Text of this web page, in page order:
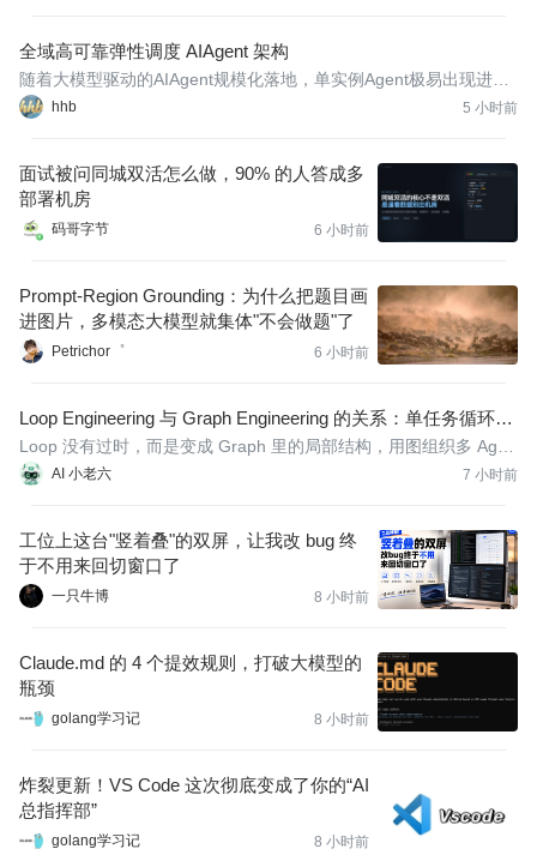
全域高可靠弹性调度 AIAgent 架构
hhb 5 小时前
随着大模型驱动的AIAgent规模化落地，单实例Agent极易出现进程
崩溃、资源耗尽、任务堆积、单点故障等问题，传统部署模式无法
建，解决
面试被问同城双活怎么做，90% 的人答成多
部署机房
码哥字节 6 小时前
Prompt-Region Grounding：为什么把题目画
进图片，多模态大模型就集体"不会做题"了
Petrichor゜ 6 小时前
Loop Engineering 与 Graph Engineering 的关系：单任务循环如
何进入多节点协作图
AI 小老六 7 小时前
Loop 没有过时，而是变成 Graph 里的局部结构，用图组织多 Agen
t、工具和人工协作。
工位上这台"竖着叠"的双屏，让我改 bug 终
于不用来回切窗口了
一只牛博 8 小时前
Claude.md 的 4 个提效规则，打破大模型的
瓶颈
golang学习记 8 小时前
炸裂更新！VS Code 这次彻底变成了你的“AI
总指挥部”
golang学习记 8 小时前